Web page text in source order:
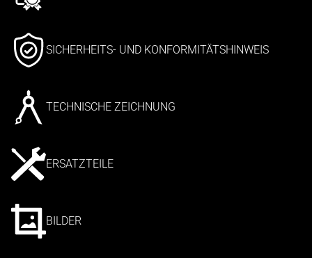
SICHERHEITS- UND KONFORMITÄTSHINWEIS
TECHNISCHE ZEICHNUNG
ERSATZTEILE
BILDER